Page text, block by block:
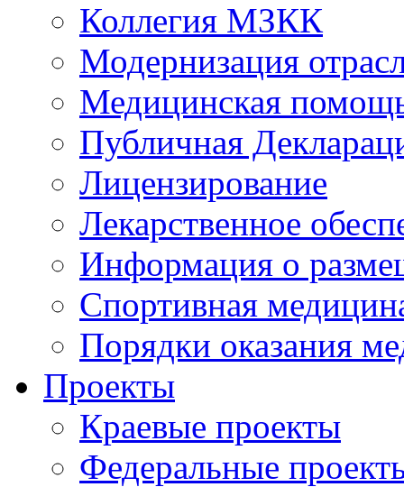
Коллегия МЗКК
Модернизация
Медицинская
Публичная
Лицензирование
Лекарственное
Информация о
Спортивная
Порядки оказания
Проекты
Краевые проекты
Федеральные